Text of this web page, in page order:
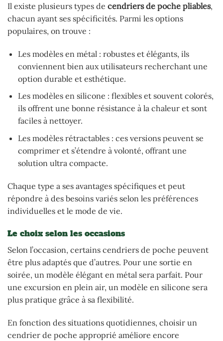
Il existe plusieurs types de cendriers de poche pliables,
chacun ayant ses spécificités. Parmi les options
populaires, on trouve :
Les modèles en métal : robustes et élégants, ils
conviennent bien aux utilisateurs recherchant une
option durable et esthétique.
Les modèles en silicone : flexibles et souvent colorés,
ils offrent une bonne résistance à la chaleur et sont
faciles à nettoyer.
Les modèles rétractables : ces versions peuvent se
comprimer et s’étendre à volonté, offrant une
solution ultra compacte.
Chaque type a ses avantages spécifiques et peut
répondre à des besoins variés selon les préférences
individuelles et le mode de vie.
Le choix selon les occasions
Selon l’occasion, certains cendriers de poche peuvent
être plus adaptés que d’autres. Pour une sortie en
soirée, un modèle élégant en métal sera parfait. Pour
une excursion en plein air, un modèle en silicone sera
plus pratique grâce à sa flexibilité.
En fonction des situations quotidiennes, choisir un
cendrier de poche approprié améliore encore